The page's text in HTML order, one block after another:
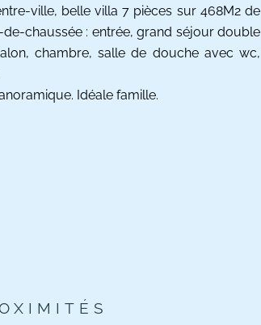
ville, belle villa 7 pièces sur 468M2 de
chaussée : entrée, grand séjour double
chambre, salle de douche avec wc,
Idéale famille.